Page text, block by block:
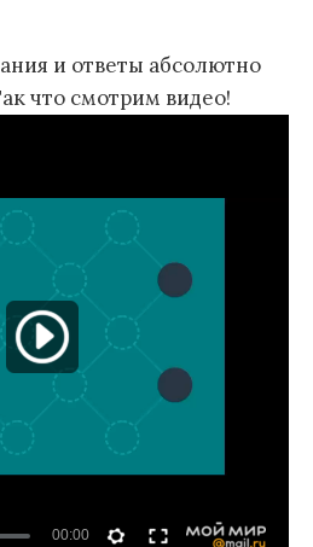
и ответы абсолютно
что смотрим видео!